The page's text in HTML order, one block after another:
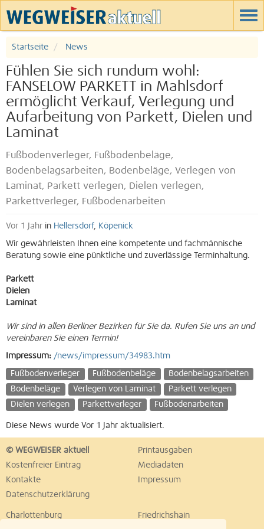
Startseite News
Fühlen Sie sich rundum wohl:
FANSELOW PARKETT in Mahlsdorf
ermöglicht Verkauf, Verlegung und
Aufarbeitung von Parkett, Dielen und
Laminat
Fußbodenverleger, Fußbodenbeläge,
Bodenbelagsarbeiten, Bodenbeläge, Verlegen von
Laminat, Parkett verlegen, Dielen verlegen,
Parkettverleger, Fußbodenarbeiten
Vor 1 Jahr in Hellersdorf, Köpenick
Wir gewährleisten Ihnen eine kompetente und fachmännische
Beratung sowie eine pünktliche und zuverlässige Terminhaltung.
Parkett
Dielen
Laminat
Wir sind in allen Berliner Bezirken für Sie da. Rufen Sie uns an und
vereinbaren Sie einen Termin!
Impressum: /news/impressum/34983.htm
Fußbodenverleger Fußbodenbeläge
Bodenbelagsarbeiten
Bodenbeläge
Verlegen von Laminat
Parkett verlegen
Dielen verlegen
Parkettverleger Fußbodenarbeiten
Diese News wurde Vor 1 Jahr aktualisiert.
© WEGWEISER aktuell
Printausgaben
Kostenfreier Eintrag
Mediadaten
Kontakte
Impressum
Datenschutzerklärung
Charlottenburg
Friedrichshain